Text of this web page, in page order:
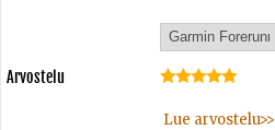
Arvostelu
Lue arvostelu>>